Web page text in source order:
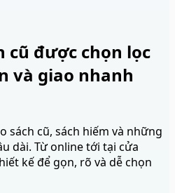
cũ được chọn lọc
và giao nhanh
sách cũ, sách hiếm và những
dài. Từ online tới tại cửa
kế để gọn, rõ và dễ chọn